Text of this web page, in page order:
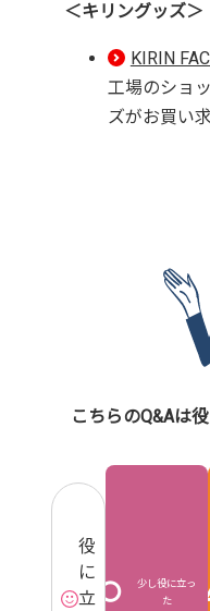
＜キリングッズ＞
KIRIN
工場のショ
ズがお買い
こちらのQ&Aは
役
に
立
少し役に立っ
た